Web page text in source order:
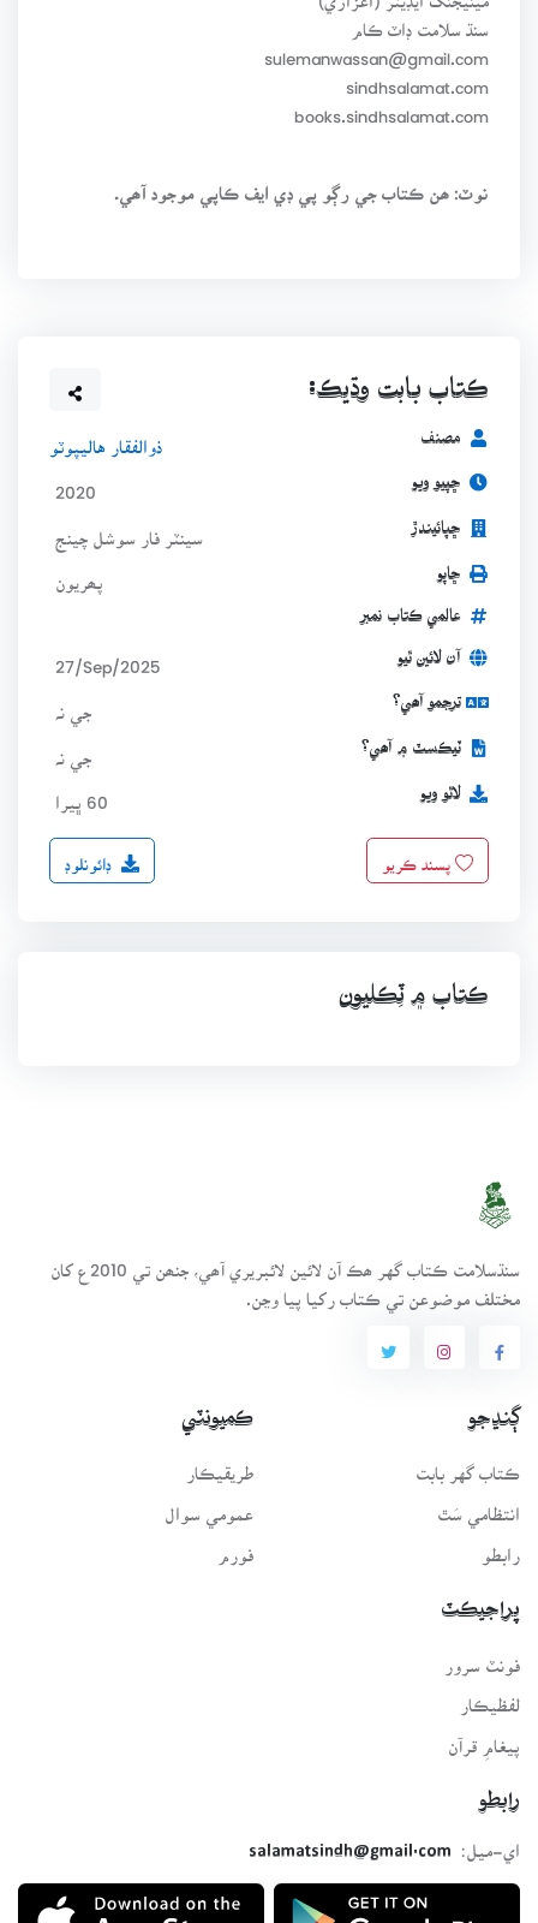
سنڌ سلامت ڊاٽ ڪام
sulemanwassan@gmail.com
نوٽ: ھن ڪتاب جي رڳو پي ڊي ايف ڪاپي موجود آھي.
ڪتاب بابت وڌيڪ:
مصنف ذوالفقار هاليپوٽو
ڇپيو ويو 2020
ڇپائيندڙ سينٽر فار سوشل چينج
ڇاپو
عالمي ڪتاب نمبر
آن لائين ٿيو 27/Sep/2025
ترجمو آھي؟
ٽيڪسٽ ۾ آھي؟
لاٿو ويو 60 ڀيرا
پسند ڪريو ڊائونلوڊ
ڪتاب ۾ ٽِڪليون
سنڌسلامت ڪتاب گهر ھڪ آن لائين لائبريري آھي، جنھن تي 2010ع کان
مختلف موضوعن تي ڪتاب رکيا پيا وڃن.
ڳنڍجو
ڪتاب گهر بابت
انتظامي سَٿ
رابطو
ڪميونٽي
طريقيڪار
عمومي سوال
پراجيڪٽ
فونٽ سرور
لفظيڪار
پيغامِ قرآن
رابطو
اي-ميل:
salamatsindh@gmail.com